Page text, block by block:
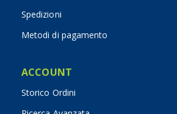
Spedizioni
Metodi di pagamento
ACCOUNT
Storico Ordini